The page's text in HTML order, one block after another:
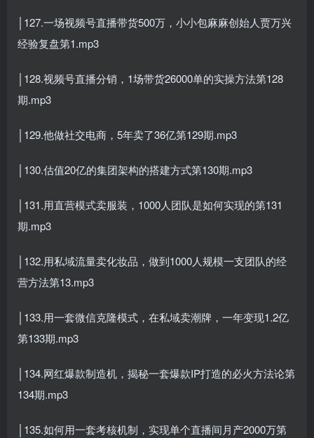
│127.一场视频号直播带货500万，小小包麻麻创始人贾万兴
经验复盘第1.mp3
│128.视频号直播分销，1场带货26000单的实操方法第128
期.mp3
│129.他做社交电商，5年卖了36亿第129期.mp3
│130.估值20亿的集团架构的搭建方式第130期.mp3
│131.用直营模式卖服装，1000人团队是如何实现的第131
期.mp3
│132.用私域流量卖化妆品，做到1000人规模一支团队的经
营方法第13.mp3
│133.用一套微信克隆模式，在私域卖潮牌，一年变现1.2亿
第133期.mp3
│134.网红爆款制造机，揭秘一套爆款IP打造的必火方法论第
134期.mp3
│135.如何用一套考核机制，实现单个直播间月产2000万第